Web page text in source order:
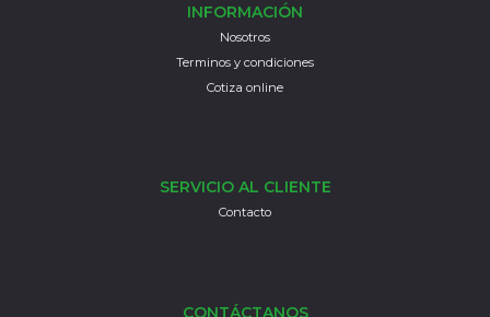
INFORMACIÓN
Nosotros
Terminos y condiciones
Cotiza online
SERVICIO AL CLIENTE
Contacto
CONTÁCTANOS